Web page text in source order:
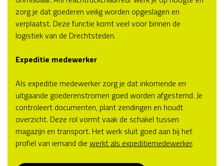
zorg je dat goederen veilig worden opgeslagen en
verplaatst. Deze functie komt veel voor binnen de
logistiek van de Drechtsteden.
Expeditie medewerker
Als expeditie medewerker zorg je dat inkomende en
uitgaande goederenstromen goed worden afgestemd. Je
controleert documenten, plant zendingen en houdt
overzicht. Deze rol vormt vaak de schakel tussen
magazijn en transport. Het werk sluit goed aan bij het
profiel van iemand die werkt als expeditiemedewerker.